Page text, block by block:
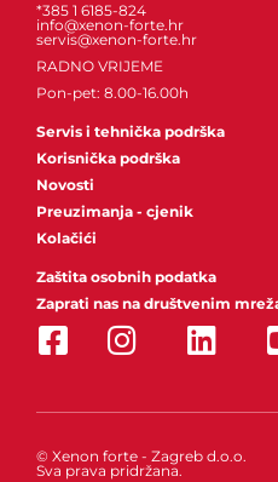
*385 1 6185-824
info@xenon-forte.hr
servis@xenon-forte.hr
RADNO VRIJEME
Pon-pet: 8.00-16.00h
Servis i tehnička podrška
Korisnička podrška
Novosti
Preuzimanja - cjenik
Kolačići
Zaštita osobnih podatka
Zaprati nas na društvenim
© Xenon forte - Zagreb d.o.o.
Sva prava pridržana.